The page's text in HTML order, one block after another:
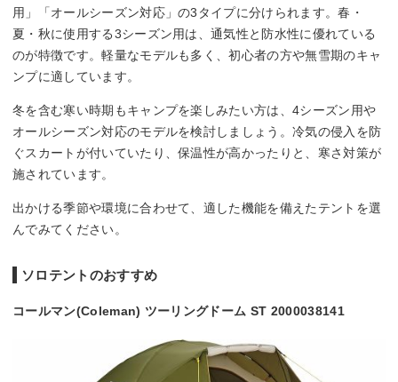
用」「オールシーズン対応」の3タイプに分けられます。春・
夏・秋に使用する3シーズン用は、通気性と防水性に優れている
のが特徴です。軽量なモデルも多く、初心者の方や無雪期のキャ
ンプに適しています。
冬を含む寒い時期もキャンプを楽しみたい方は、4シーズン用や
オールシーズン対応のモデルを検討しましょう。冷気の侵入を防
ぐスカートが付いていたり、保温性が高かったりと、寒さ対策が
施されています。
出かける季節や環境に合わせて、適した機能を備えたテントを選
んでみてください。
ソロテントのおすすめ
コールマン(Coleman) ツーリングドーム ST 2000038141